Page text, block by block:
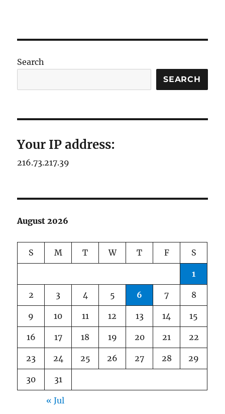
Search
SEARCH
Your IP address:
216.73.217.39
August 2026
S M T W T F S
1
2 3 4 5 6 7 8
9 10 11 12 13 14 15
16 17 18 19 20 21 22
23 24 25 26 27 28 29
30 31
« Jul